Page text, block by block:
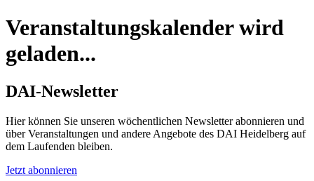
Veranstaltungskalender wird
geladen...
DAI-Newsletter
Hier können Sie unseren wöchentlichen Newsletter abonnieren und
über Veranstaltungen und andere Angebote des DAI Heidelberg auf
dem Laufenden bleiben.
Jetzt abonnieren